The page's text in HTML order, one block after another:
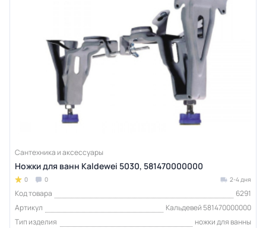
Сантехника и аксессуары
Ножки для ванн Kaldewei 5030, 581470000000
0 0 2-4 дня
Код товара
6291
Артикул
Кальдевей 581470000000
Тип изделия
ножки для ванны